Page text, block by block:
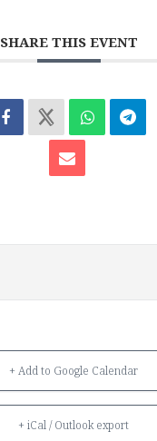
SHARE THIS EVENT
+ Add to Google Calendar
+ iCal / Outlook export